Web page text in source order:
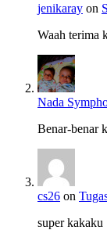
jenikaray on
Waah terima
Nada
Benar-benar
cs26 on
super kakaku